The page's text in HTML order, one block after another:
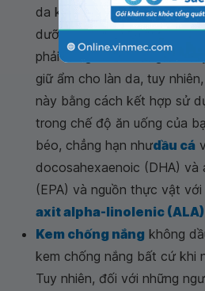
da khô, da nhờn bị nổi mụn
dưỡng ẩm hoặc kem dưỡng
phải dùng kem dưỡng ẩm
giữ ẩm cho làn da, tuy
này bằng cách kết hợp sử
trong chế độ ăn uống của
béo, chẳng hạn nhưdầu cá
docosahexaenoic (DHA) và
(EPA) và nguồn thực vật với
axit alpha-linolenic (ALA)
Kem chống nắng không
kem chống nắng bất cứ khi
Tuy nhiên, đối với những